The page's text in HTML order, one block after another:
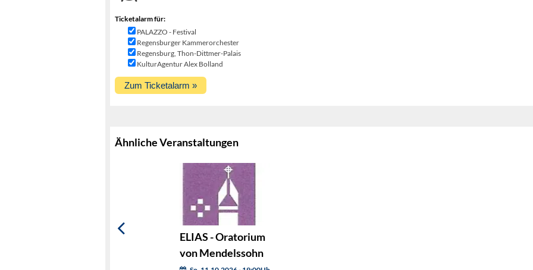
Ticketalarm für:
PALAZZO - Festival
Regensburger Kammerorchester
Regensburg, Thon-Dittmer-Palais
KulturAgentur Alex Bolland
Ähnliche Veranstaltungen
ELIAS - Oratorium
von Mendelssohn